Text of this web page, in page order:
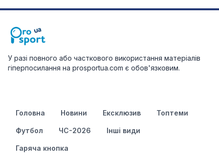
У разі повного або часткового використання матеріалів
гіперпосилання на prosportua.com є обов'язковим.
Головна Новини Ексклюзив Топтеми
Футбол ЧС-2026 Інші види
Гаряча кнопка